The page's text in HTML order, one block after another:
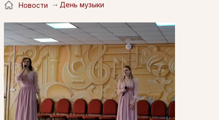
Новости День музыки